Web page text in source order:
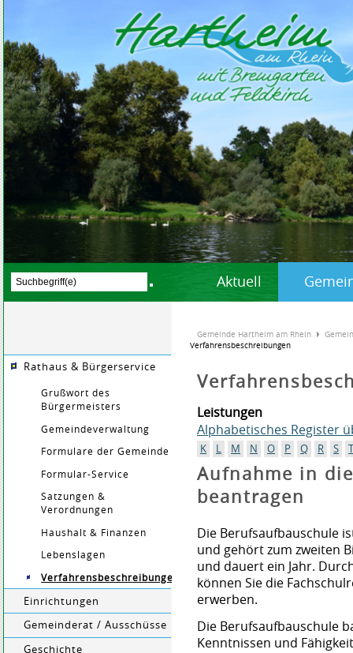
Aktuell
Rathaus & Bürgerservice
Grußwort des
Bürgermeisters
Gemeindeverwaltung
Formulare der Gemeinde
Formular-Service
Satzungen &
Verordnungen
Haushalt & Finanzen
Lebenslagen
Verfahrensbeschreibungen
Einrichtungen
Gemeinderat / Ausschüsse
Geschichte
Gemeinde Hartheim am Rhein
Verfahrensbeschreibungen
Leistungen
Alphabetisches Register
K L M N O P Q R S
Aufnahme in
beantragen
Die Berufsaufbauschule
und gehört zum zweiten
und dauert ein Jahr.
können Sie die
erwerben.
Die Berufsaufbauschule
Kenntnissen und